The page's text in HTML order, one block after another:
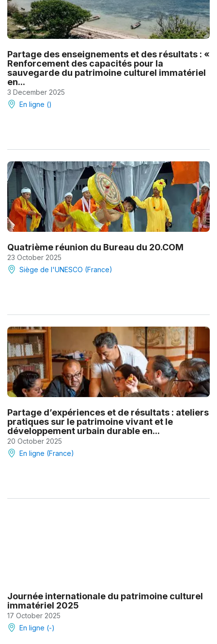
Partage des enseignements et des résultats : «
Renforcement des capacités pour la
sauvegarde du patrimoine culturel immatériel
en...
3 December 2025
En ligne ()
Quatrième réunion du Bureau du 20.COM
23 October 2025
Siège de l'UNESCO (France)
Partage d’expériences et de résultats : ateliers
pratiques sur le patrimoine vivant et le
développement urbain durable en...
20 October 2025
En ligne (France)
Journée internationale du patrimoine culturel
immatériel 2025
17 October 2025
En ligne (-)